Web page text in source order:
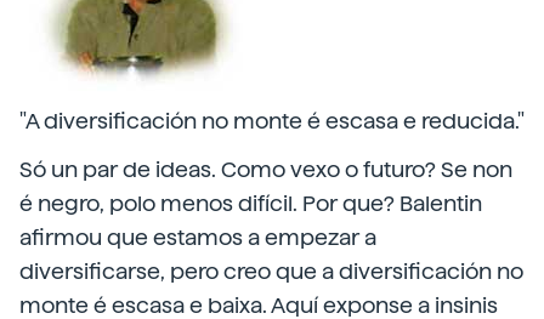
"A diversificación no monte é escasa e reducida."
Só un par de ideas. Como vexo o futuro? Se non
é negro, polo menos difícil. Por que? Balentin
afirmou que estamos a empezar a
diversificarse, pero creo que a diversificación no
monte é escasa e baixa. Aquí exponse a insinis